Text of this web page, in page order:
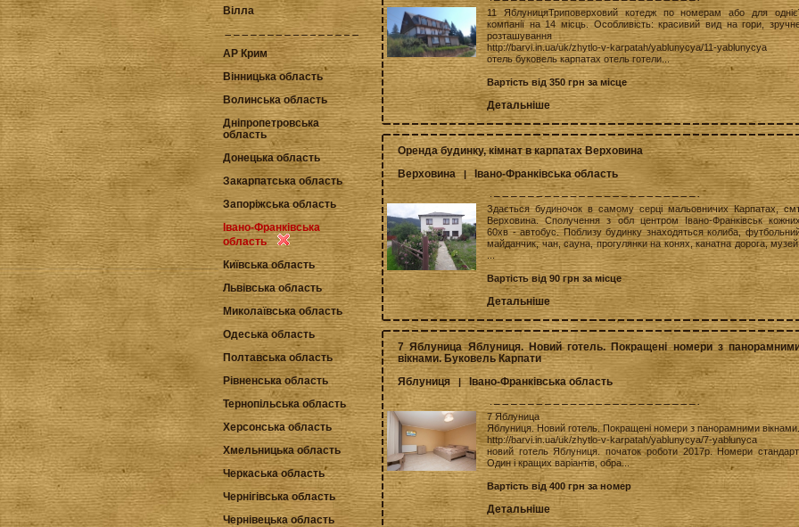
Вілла
АР Крим
Вінницька область
Волинська область
Дніпропетровська
область
Донецька область
Закарпатська область
Запоріжська область
Івано-Франківська
область
Київська область
Львівська область
Миколаївська область
Одеська область
Полтавська область
Рівненська область
Тернопільська область
Херсонська область
Хмельницька область
Черкаська область
Чернігівська область
Чернівецька область
11 ЯблуницяТриповерховий котедж по номерам або для
компанії на 14 місць. Особливість: красивий вид на гори,
розташування
http://barvi.in.ua/uk/zhytlo-v-karpatah/yablunycya/11-yablunycya
отель буковель карпатах отель готели...
Вартість від 350 грн за місце
Детальніше
Оренда будинку, кімнат в карпатах Верховина
Верховина |Івано-Франківська область
Здається будиночок в самому серці мальовничих Карпатах,
Верховина. Сполучення з обл центром Івано-Франківськ
60хв - автобус. Поблизу будинку знаходяться колиба,
майданчик, чан, сауна, прогулянки на конях, канатна дорога,
Вартість від 90 грн за місце
Детальніше
7 Яблуница Яблуниця. Новий готель. Покращені номери з
вікнами. Буковель Карпати
Яблуниця |Івано-Франківська область
7 Яблуница
Яблуниця. Новий готель. Покращені номери з панорамними вікнами.
http://barvi.in.ua/uk/zhytlo-v-karpatah/yablunycya/7-yablunyca
новий готель Яблуниця. початок роботи 2017р. Номери
Один і кращих варіантів, обра...
Вартість від 400 грн за номер
Детальніше